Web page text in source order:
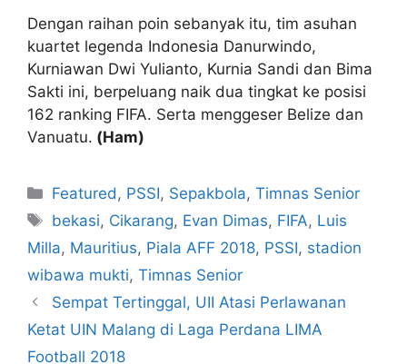
Dengan raihan poin sebanyak itu, tim asuhan
kuartet legenda Indonesia Danurwindo,
Kurniawan Dwi Yulianto, Kurnia Sandi dan Bima
Sakti ini, berpeluang naik dua tingkat ke posisi
162 ranking FIFA. Serta menggeser Belize dan
Vanuatu. (Ham)
Featured , PSSI, Sepakbola,Timnas Senior
bekasi, Cikarang, Evan Dimas, FIFA, Luis
Milla, Mauritius, Piala AFF 2018, PSSI, stadion
wibawa mukti, Timnas Senior
Sempat Tertinggal, UII Atasi Perlawanan
Ketat UIN Malang di Laga Perdana LIMA
Football 2018